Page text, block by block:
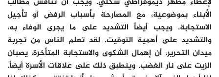
الأبناء بموضوعية، مع المصارحة بأسباب الرفض أو تأجيل
الاستجابة. ويجب أيضاً التشديد على ما يجرى الوفاء به،
والتشديد على أهمية التوقيت. لقد تعلم الناس من تجربة
ميدان التحرير، أن إهمال الشكوى والاستجابة المتأخرة، يصبان
الزيت على نار الغضب. وينطبق ذلك على علاقات الأسرة أيضاً.